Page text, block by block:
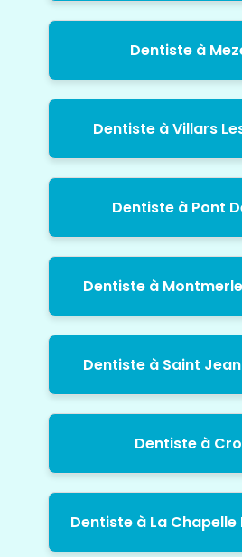
Dentiste à
Dentiste à Villars
Dentiste à Pont
Dentiste à
Dentiste à Saint
Dentiste à
Dentiste à La Chapelle